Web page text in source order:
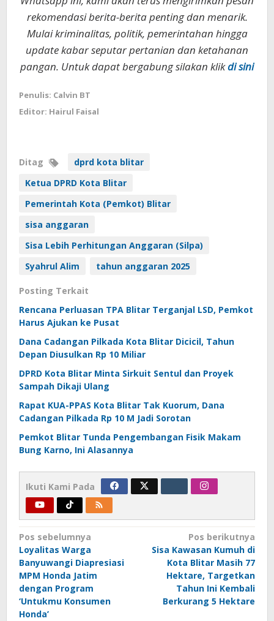
rekomendasi berita-berita penting dan menarik.
Mulai kriminalitas, politik, pemerintahan hingga
update kabar seputar pertanian dan ketahanan
pangan. Untuk dapat bergabung silakan klikdi sini
Penulis: Calvin BT
Editor: Hairul Faisal
Ditag
dprd kota blitar
Ketua DPRD Kota Blitar
Pemerintah Kota (Pemkot) Blitar
sisa anggaran
Sisa Lebih Perhitungan Anggaran (Silpa)
Syahrul Alim
tahun anggaran 2025
Posting Terkait
Rencana Perluasan TPA Blitar Terganjal LSD, Pemkot
Harus Ajukan ke Pusat
Dana Cadangan Pilkada Kota Blitar Dicicil, Tahun
Depan Diusulkan Rp 10 Miliar
DPRD Kota Blitar Minta Sirkuit Sentul dan Proyek
Sampah Dikaji Ulang
Rapat KUA-PPAS Kota Blitar Tak Kuorum, Dana
Cadangan Pilkada Rp 10 M Jadi Sorotan
Pemkot Blitar Tunda Pengembangan Fisik Makam
Bung Karno, Ini Alasannya
Ikuti Kami Pada
Navigasi
pos
Pos sebelumnya
Loyalitas Warga
Banyuwangi Diapresiasi
MPM Honda Jatim
dengan Program
‘Untukmu Konsumen
Honda’
Pos berikutnya
Sisa Kawasan Kumuh di
Kota Blitar Masih 77
Hektare, Targetkan
Tahun Ini Kembali
Berkurang 5 Hektare